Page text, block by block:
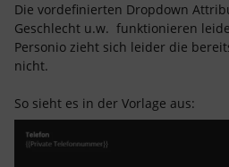
Die vordefinierten Dropdown
Geschlecht u.w. funktionieren
Personio zieht sich leider die
nicht.
So sieht es in der Vorlage aus: